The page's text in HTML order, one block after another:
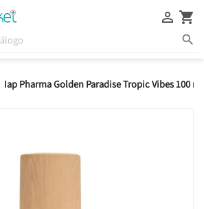

 
Iap Pharma Golden Paradise Tropic Vibes 100 ml